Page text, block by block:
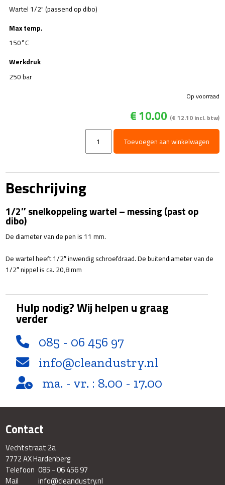
Wartel 1/2" (passend op dibo)
Max temp.
150°C
Werkdruk
250 bar
€10.00 (€ 12.10incl. btw)
Op voorraad
snelkoppeling
wartel
(past
dibo)
Toevoegen aan winkelwagen
Beschrijving
1/2″ snelkoppeling wartel – messing (past op
dibo)
De diameter van de pen is 11 mm.
De wartel heeft 1/2″ inwendig schroefdraad. De buitendiameter van de
1/2″ nippel is ca. 20,8 mm
Hulp nodig? Wij helpen u graag
verder
085 - 06 456 97
info@cleandustry.nl
ma. - vr. : 8.00 - 17.00
Contact
Vechtstraat 2a
7772 AX Hardenberg
Telefoon 085 - 06 456 97
Mail
info@cleandustry.nl